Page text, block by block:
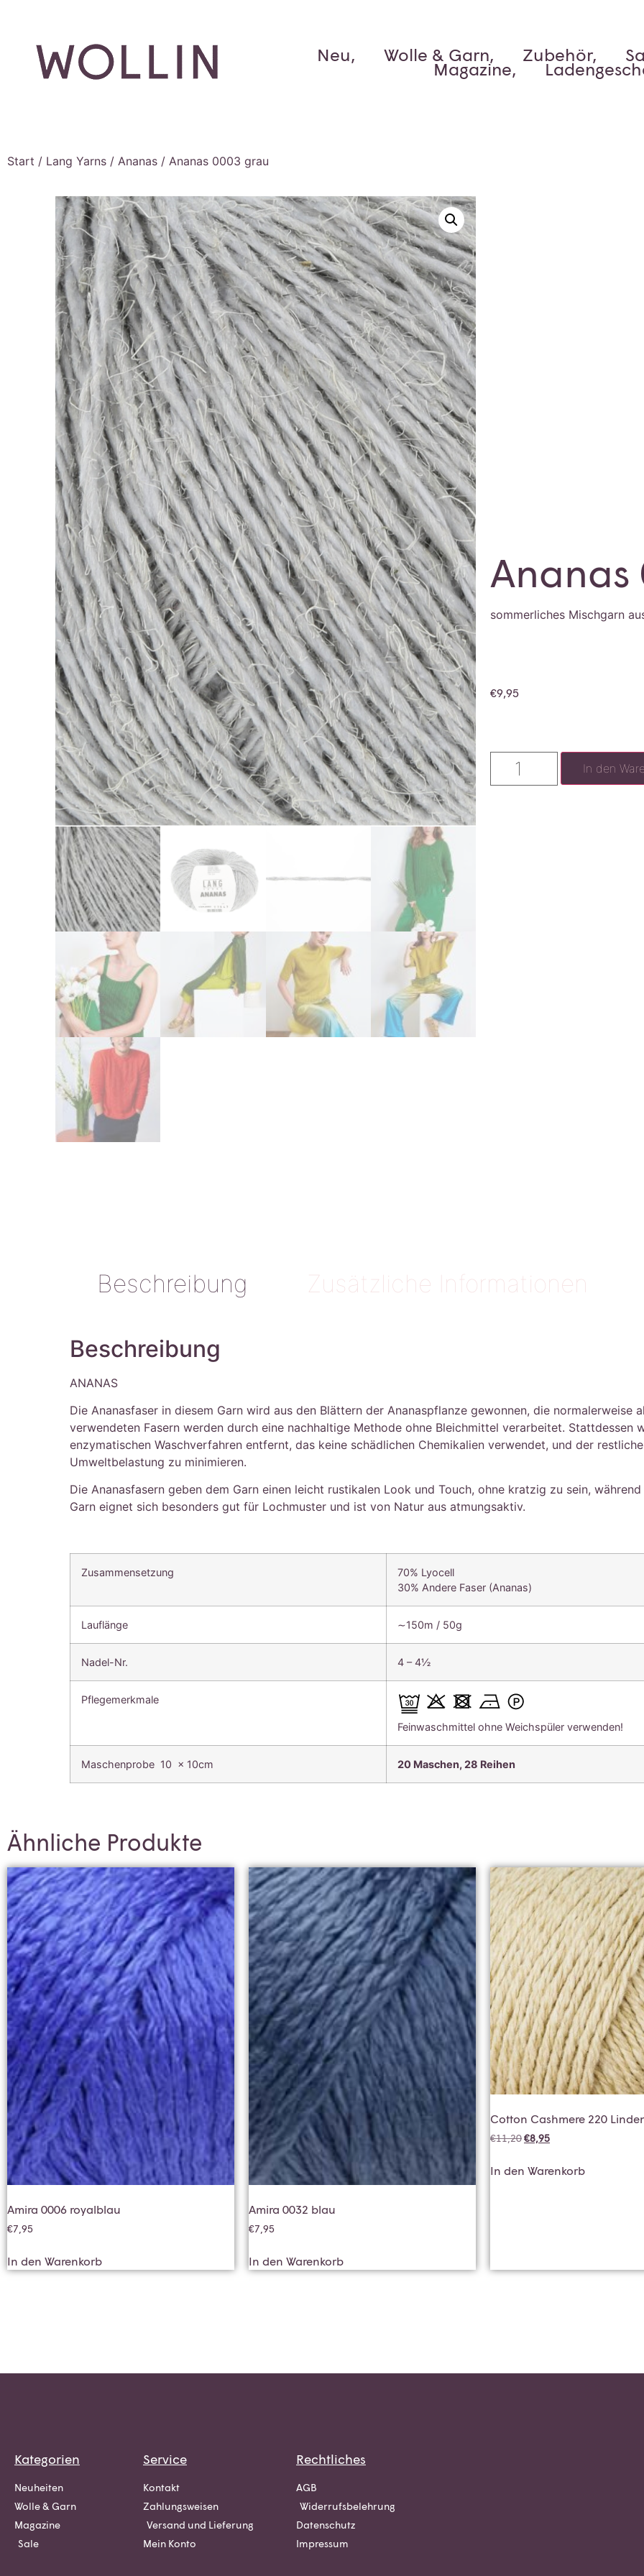
Neu, Wolle & Garn, Zubehör,
Magazine,
Start / Lang Yarns / Ananas / Ananas 0003 grau
Ananas
sommerliches Mischgarn
€9,95
In den
Beschreibung Zusätzliche Informationen
Beschreibung
ANANAS
Die Ananasfaser in diesem Garn wird aus den Blättern der Ananaspflanze gewonnen, die
verwendeten Fasern werden durch eine nachhaltige Methode ohne Bleichmittel verarbeitet. Stattdessen
enzymatischen Waschverfahren entfernt, das keine schädlichen Chemikalien verwendet, und der
Umweltbelastung zu minimieren.
Die Ananasfasern geben dem Garn einen leicht rustikalen Look und Touch, ohne kratzig zu sein,
Garn eignet sich besonders gut für Lochmuster und ist von Natur aus atmungsaktiv.
Zusammensetzung
70% Lyocell
30% Andere Faser (Ananas)
Lauflänge ∼150m / 50g
Nadel-Nr. 4 – 4½
Pflegemerkmale
Feinwaschmittel ohne Weichspüler verwenden!
Maschenprobe 10 x 10cm 20 Maschen, 28 Reihen
Ähnliche Produkte
Amira 0006 royalblau
€7,95
In den Warenkorb
Amira 0032 blau
€7,95
In den Warenkorb
Cotton Cashmere 220
€11,20€8,95
In den Warenkorb
Kategorien
Neuheiten
Wolle & Garn
Magazine
Sale
Service
Kontakt
Zahlungsweisen
Versand und Lieferung
Mein Konto
Rechtliches
AGB
Widerrufsbelehrung
Datenschutz
Impressum